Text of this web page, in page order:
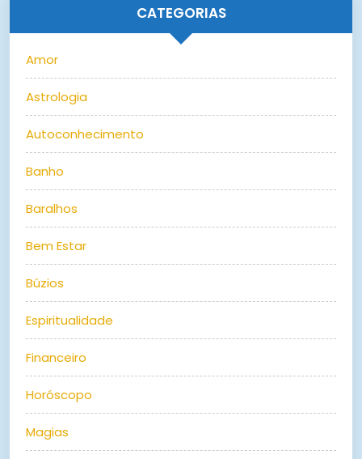
CATEGORIAS
Amor
Astrologia
Autoconhecimento
Banho
Baralhos
Bem Estar
Búzios
Espiritualidade
Financeiro
Horóscopo
Magias